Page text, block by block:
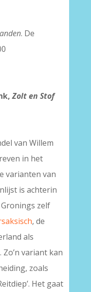
. De
Zolt en Stof
van Willem
in het
varianten van
is achterin
zelf
, de
als
variant kan
zoals
Het gaat